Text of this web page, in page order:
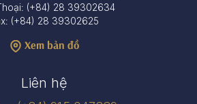
(+84) 28 39302634
(+84) 28 39302625
Xem bản đồ
Liên hệ